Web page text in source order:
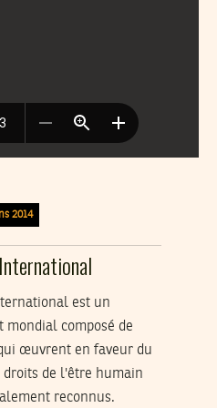
2014
est un
mondial composé de
œuvrent en faveur du
droits de l'être humain
reconnus.